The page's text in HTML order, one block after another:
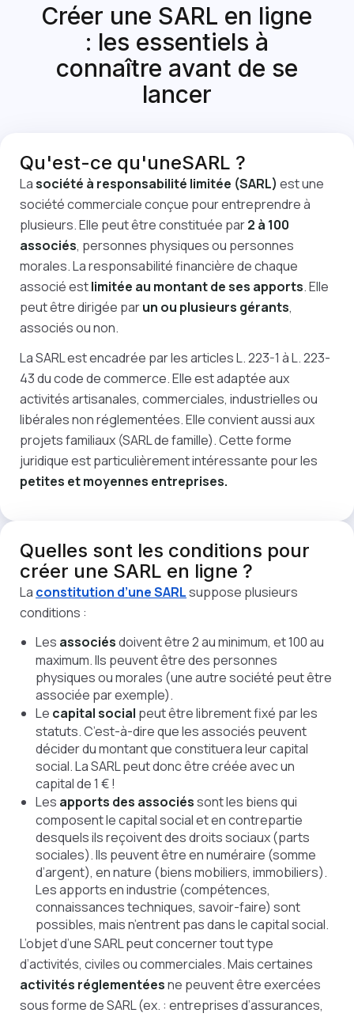
Créer une SARL en ligne
: les essentiels à
connaître avant de se
lancer
Qu'est-ce qu'uneSARL ?
Lasociété à responsabilité limitée (SARL) est une
société commerciale conçue pour entreprendre à
plusieurs. Elle peut être constituée par2 à 100
associés, personnes physiques ou personnes
morales. La responsabilité financière de chaque
associé estlimitée au montant de ses apports. Elle
peut être dirigée parun ou plusieurs gérants,
associés ou non.
La SARL est encadrée par les articles L. 223-1 à L. 223-
43 du code de commerce. Elle est adaptée aux
activités artisanales, commerciales, industrielles ou
libérales non réglementées. Elle convient aussi aux
projets familiaux (SARL de famille). Cette forme
juridique est particulièrement intéressante pour les
petites et moyennes entreprises.
Quelles sont les conditions pour
créer une SARL en ligne ?
La constitution d’une SARLsuppose plusieurs
conditions :
Les associésdoivent être 2 au minimum, et 100 au
maximum. Ils peuvent être des personnes
physiques ou morales (une autre société peut être
associée par exemple).
Le capital social peut être librement fixé par les
statuts. C’est-à-dire que les associés peuvent
décider du montant que constituera leur capital
social. La SARL peut donc être créée avec un
capital de 1 € !
Les apports des associéssont les biens qui
composent le capital social et en contrepartie
desquels ils reçoivent des droits sociaux (parts
sociales). Ils peuvent être en numéraire (somme
d’argent), en nature (biens mobiliers, immobiliers).
Les apports en industrie (compétences,
connaissances techniques, savoir-faire) sont
possibles, mais n’entrent pas dans le capital social.
L’objet d’une SARL peut concerner tout type
d’activités, civiles ou commerciales. Mais certaines
activités réglementéesne peuvent être exercées
sous forme de SARL (ex. : entreprises d’assurances,